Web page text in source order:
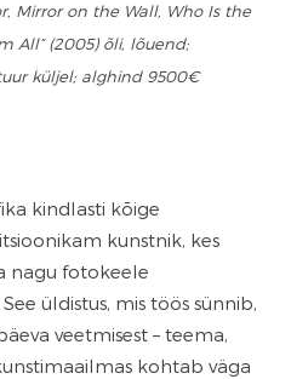
Mirror on the Wall, Who Is the
All” (2005) õli, lõuend;
küljel; alghind 9500€
kindlasti kõige
kunstnik, kes
nagu fotokeele
üldistus, mis töös sünnib,
veetmisest – teema,
kohtab väga